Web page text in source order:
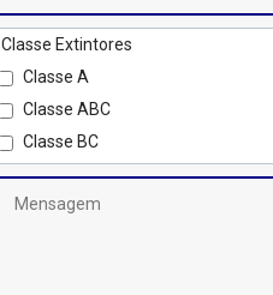
Classe Extintores
Classe A
Classe ABC
Classe BC